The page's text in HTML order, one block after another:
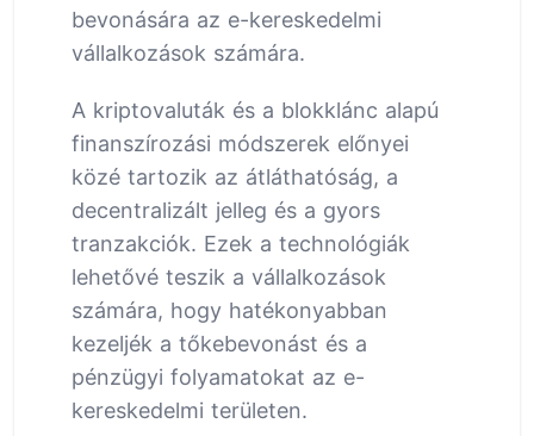
bevonására az e-kereskedelmi
vállalkozások számára.
A kriptovaluták és a blokklánc alapú
finanszírozási módszerek előnyei
közé tartozik az átláthatóság, a
decentralizált jelleg és a gyors
tranzakciók. Ezek a technológiák
lehetővé teszik a vállalkozások
számára, hogy hatékonyabban
kezeljék a tőkebevonást és a
pénzügyi folyamatokat az e-
kereskedelmi területen.